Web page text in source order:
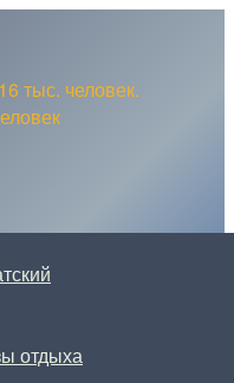
тыс. человек.
отдыха